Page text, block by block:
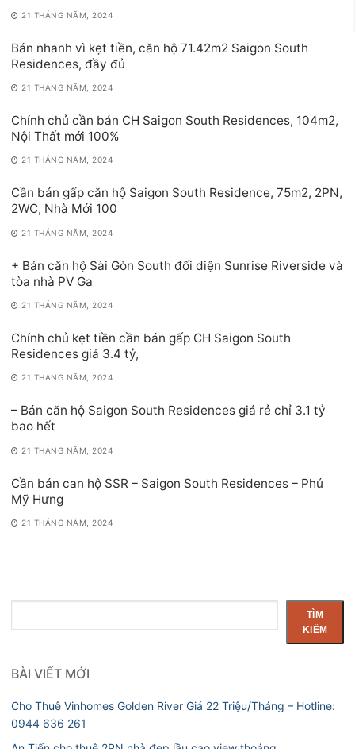
21 THÁNG NĂM, 2024
Bán nhanh vì kẹt tiền, căn hộ 71.42m2 Saigon South
Residences, đầy đủ
21 THÁNG NĂM, 2024
Chính chủ cần bán CH Saigon South Residences, 104m2,
Nội Thất mới 100%
21 THÁNG NĂM, 2024
Cần bán gấp căn hộ Saigon South Residence, 75m2, 2PN,
2WC, Nhà Mới 100
21 THÁNG NĂM, 2024
+ Bán căn hộ Sài Gòn South đối diện Sunrise Riverside và
tòa nhà PV Ga
21 THÁNG NĂM, 2024
Chính chủ kẹt tiền cần bán gấp CH Saigon South
Residences giá 3.4 tỷ,
21 THÁNG NĂM, 2024
– Bán căn hộ Saigon South Residences giá rẻ chỉ 3.1 tỷ
bao hết
21 THÁNG NĂM, 2024
Cần bán can hộ SSR – Saigon South Residences – Phú
Mỹ Hưng
21 THÁNG NĂM, 2024
kiếm
TÌM
KIẾM
BÀI VIẾT MỚI
Cho Thuê Vinhomes Golden River Giá 22 Triệu/Tháng – Hotline:
0944 636 261